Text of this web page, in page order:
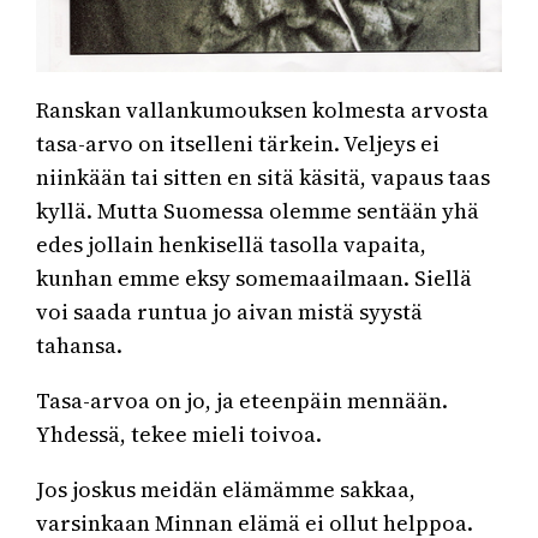
Ranskan vallankumouksen kolmesta arvosta
tasa-arvo on itselleni tärkein. Veljeys ei
niinkään tai sitten en sitä käsitä, vapaus taas
kyllä. Mutta Suomessa olemme sentään yhä
edes jollain henkisellä tasolla vapaita,
kunhan emme eksy somemaailmaan. Siellä
voi saada runtua jo aivan mistä syystä
tahansa.
Tasa-arvoa on jo, ja eteenpäin mennään.
Yhdessä, tekee mieli toivoa.
Jos joskus meidän elämämme sakkaa,
varsinkaan Minnan elämä ei ollut helppoa.